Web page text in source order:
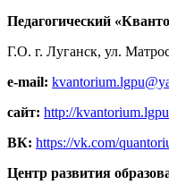
Педагогический
Г.О. г. Луганск, ул.
e-mail:
сайт: http://
ВК: https://vk.com/
Центр развития